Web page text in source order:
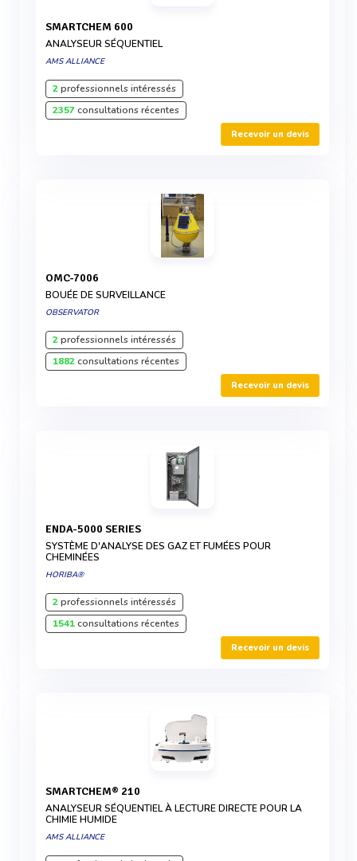
SMARTCHEM 600
ANALYSEUR SÉQUENTIEL
AMS ALLIANCE
2professionnels intéressés
2357consultations récentes
Recevoir un devis
OMC-7006
BOUÉE DE SURVEILLANCE
OBSERVATOR
2professionnels intéressés
1882consultations récentes
Recevoir un devis
ENDA-5000 SERIES
SYSTÈME D'ANALYSE DES GAZ ET FUMÉES POUR
CHEMINÉES
HORIBA®
2professionnels intéressés
1541consultations récentes
Recevoir un devis
SMARTCHEM® 210
ANALYSEUR SÉQUENTIEL À LECTURE DIRECTE POUR LA
CHIMIE HUMIDE
AMS ALLIANCE